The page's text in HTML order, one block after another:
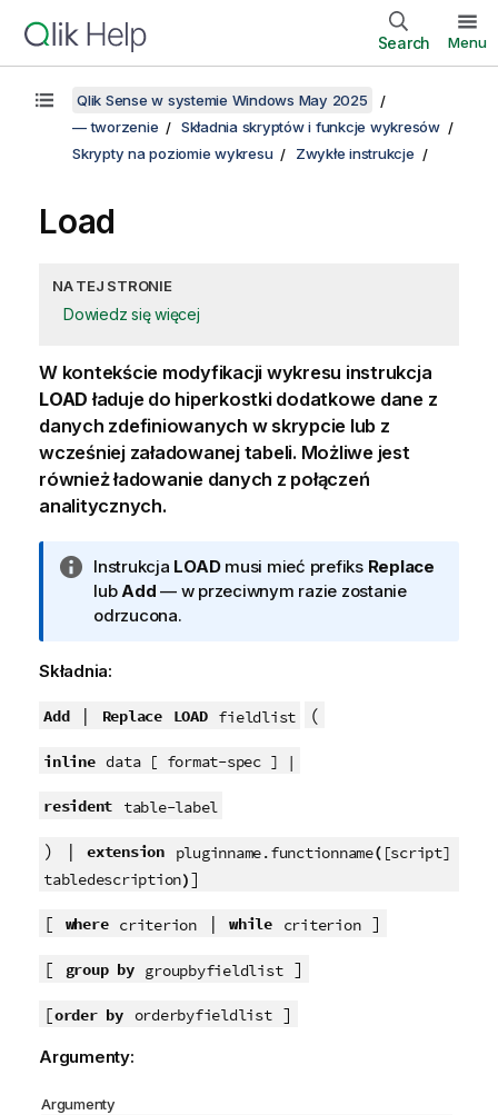
Search Menu
Qlik Sense w systemie Windows May 2025
— tworzenie
Składnia skryptów i funkcje wykresów
Skrypty na poziomie wykresu
Zwykłe instrukcje
Load
NA TEJ STRONIE
Dowiedz się więcej
W kontekście modyfikacji wykresu instrukcja
LOAD ładuje do hiperkostki dodatkowe dane z
danych zdefiniowanych w skrypcie lub z
wcześniej załadowanej tabeli. Możliwe jest
również ładowanie danych z połączeń
analitycznych.
I
n
f
r
j
Instrukcja LOADmusi mieć prefiks Replace
lubAdd — w przeciwnym razie zostanie
odrzucona.
Składnia:
Add| Replace LOAD fieldlist (
inline data [ format-spec ] |
resident table-label
) | extension pluginname.functionname( [script]
tabledescription)]
[ where criterion| while criterion]
[ group by groupbyfieldlist]
[order by orderbyfieldlist]
Argumenty:
Argumenty